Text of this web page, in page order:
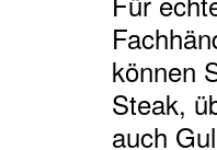
können
Steak,
auch